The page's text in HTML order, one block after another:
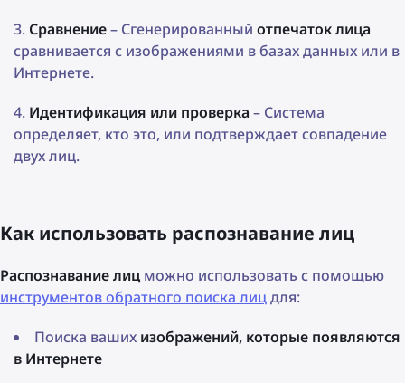
Сравнение– Сгенерированный отпечаток лица
сравнивается с изображениями в базах данных или в
Интернете.
Идентификация или проверка – Система
определяет, кто это, или подтверждает совпадение
двух лиц.
Как использовать распознавание лиц
Распознавание лиц можно использовать с помощью
инструментов обратного поиска лицдля:
Поиска ваших изображений, которые появляются
в Интернете